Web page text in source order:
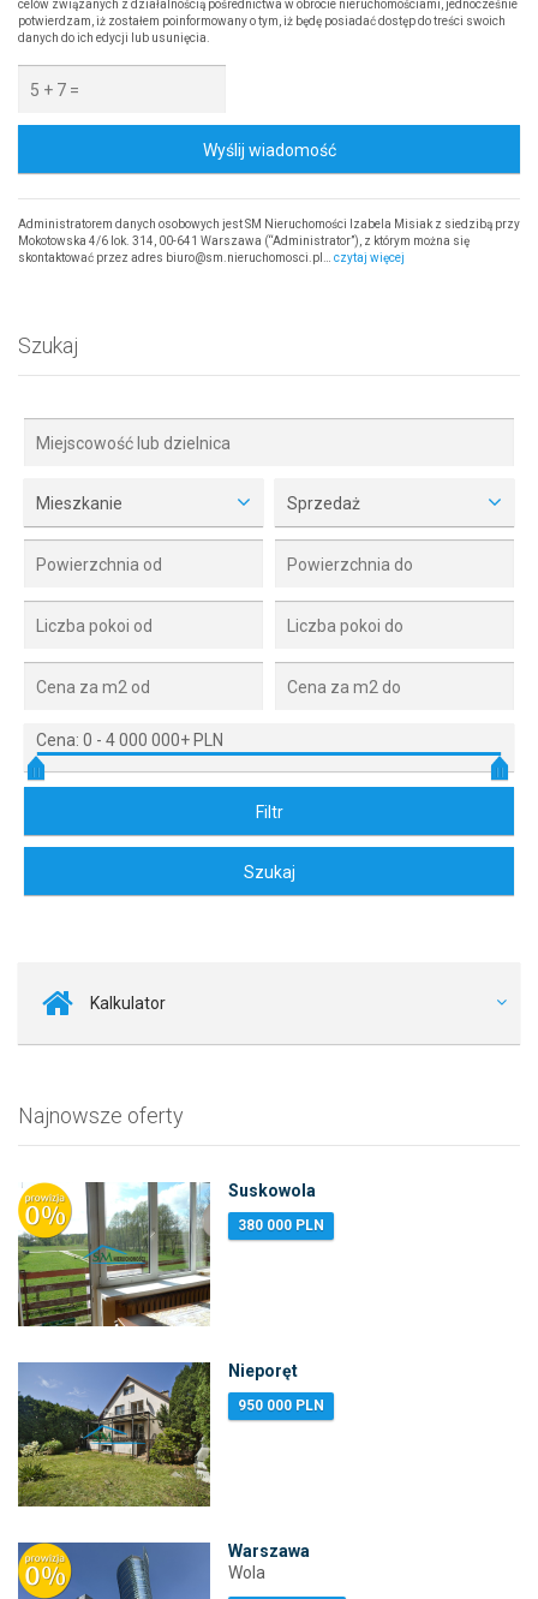
celów związanych z działalnością pośrednictwa w obrocie nieruchomościami, jednocześnie
potwierdzam, iż zostałem poinformowany o tym, iż będę posiadać dostęp do treści swoich
danych do ich edycji lub usunięcia.
Wyślij wiadomość
Administratorem danych osobowych jest SM Nieruchomości Izabela Misiak z siedzibą przy
Mokotowska 4/6 lok. 314, 00-641 Warszawa (“Administrator”), z którym można się
skontaktować przez adres biuro@sm.nieruchomosci.pl… czytaj więcej
Szukaj
Mieszkanie Sprzedaż
Cena: 0 - 4 000 000+ PLN
Kalkulator
Najnowsze oferty
Suskowola
380 000 PLN
Nieporęt
950 000 PLN
Warszawa
Wola